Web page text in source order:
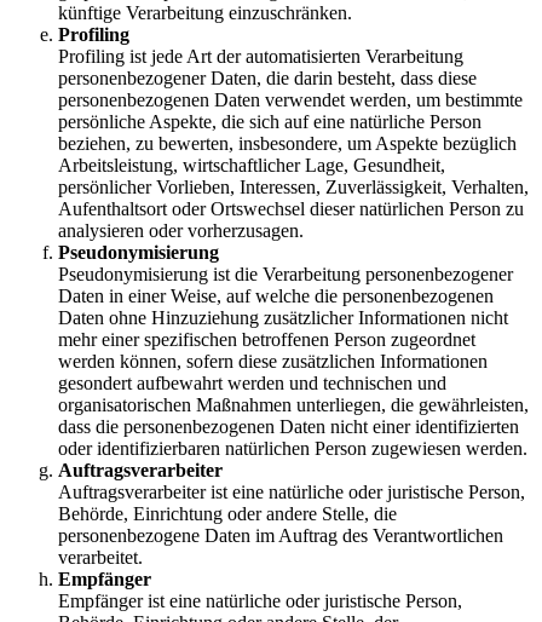
künftige Verarbeitung einzuschränken.
Profiling
Profiling ist jede Art der automatisierten Verarbeitung
personenbezogener Daten, die darin besteht, dass diese
personenbezogenen Daten verwendet werden, um bestimmte
persönliche Aspekte, die sich auf eine natürliche Person
beziehen, zu bewerten, insbesondere, um Aspekte bezüglich
Arbeitsleistung, wirtschaftlicher Lage, Gesundheit,
persönlicher Vorlieben, Interessen, Zuverlässigkeit, Verhalten,
Aufenthaltsort oder Ortswechsel dieser natürlichen Person zu
analysieren oder vorherzusagen.
Pseudonymisierung
Pseudonymisierung ist die Verarbeitung personenbezogener
Daten in einer Weise, auf welche die personenbezogenen
Daten ohne Hinzuziehung zusätzlicher Informationen nicht
mehr einer spezifischen betroffenen Person zugeordnet
werden können, sofern diese zusätzlichen Informationen
gesondert aufbewahrt werden und technischen und
organisatorischen Maßnahmen unterliegen, die gewährleisten,
dass die personenbezogenen Daten nicht einer identifizierten
oder identifizierbaren natürlichen Person zugewiesen werden.
Auftragsverarbeiter
Auftragsverarbeiter ist eine natürliche oder juristische Person,
Behörde, Einrichtung oder andere Stelle, die
personenbezogene Daten im Auftrag des Verantwortlichen
verarbeitet.
Empfänger
Empfänger ist eine natürliche oder juristische Person,